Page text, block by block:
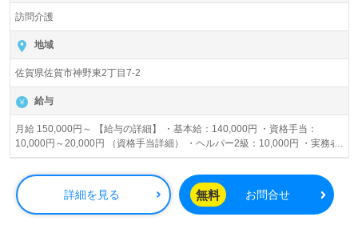
訪問介護
地域
佐賀県佐賀市神野東2丁目7-2
給与
月給 150,000円～ 【給与の詳細】 ・基本給：140,000円 ・資格手当：
10,000円～20,000円 （資格手当詳細） ・ヘルパー2級：10,000円 ・実務者
研修：15,000円 ・介護福祉士：20,000円 （業務手当） ・管理者：20,000円
・サービス提供責任者：10,000円 ※試用期間中の給与の変動あり（時給800
円で計算）
詳細を見る 無料 お問合せ